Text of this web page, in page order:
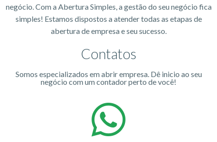
negócio. Com a Abertura Simples, a gestão do seu negócio fica
simples! Estamos dispostos a atender todas as etapas de
abertura de empresa e seu sucesso.
Contatos
Somos especializados em abrir empresa. Dê inicio ao seu
negócio com um contador perto de você!